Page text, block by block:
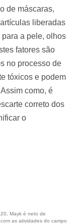
de máscaras,
liberadas
a pele, olhos
fatores são
no processo de
tóxicos e podem
como, é
correto dos
o
Mayk é neto de
as atividades do campo